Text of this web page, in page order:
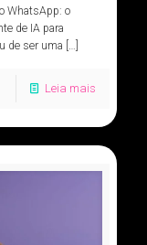
WhatsApp: o
de IA para
de ser uma […]
Leia mais